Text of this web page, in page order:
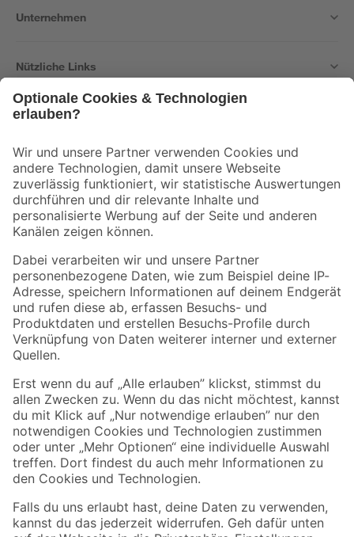
Unternehmen
Nützliche Links
Der toom Newsletter: Keine Angebote und Aktionen mehr verpassen!
Zur Newsletter Anmeldung
Folge uns
Zahlungsarten Versandarten
Sicher einkaufen
Jetzt die toom-App herunterladen
Alle Preisangaben in EUR inkl. gesetzl. MwSt.. Die dargestellten Angebote sind unter